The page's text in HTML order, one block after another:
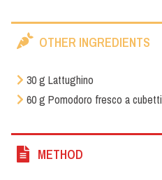
OTHER INGREDIENTS
30 g Lattughino
60 g Pomodoro fresco a cubetti
METHOD